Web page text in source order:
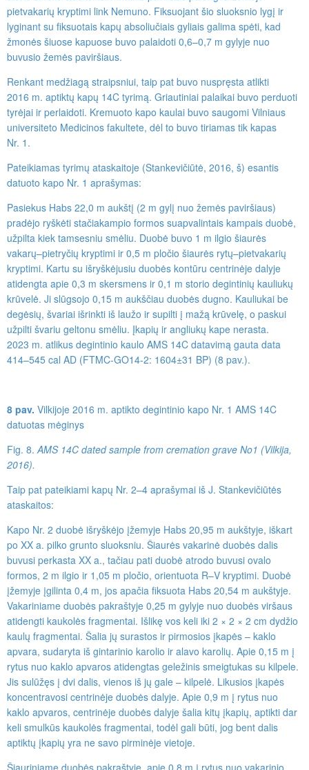
pietvakarių kryptimi link Nemuno. Fiksuojant šio sluoksnio lygį ir
lyginant su fiksuotais kapų absoliučiais gyliais galima spėti, kad
žmonės šiuose kapuose buvo palaidoti 0,6–0,7 m gylyje nuo
buvusio žemės paviršiaus.
Renkant medžiagą straipsniui, taip pat buvo nuspręsta atlikti
2016 m. aptiktų kapų 14C tyrimą. Griautiniai palaikai buvo perduoti
tyrėjai ir perlaidoti. Kremuoto kapo kaulai buvo saugomi Vilniaus
universiteto Medicinos fakultete, dėl to buvo tiriamas tik kapas
Nr. 1.
Pateikiamas tyrimų ataskaitoje (Stankevičiūtė, 2016, š) esantis
datuoto kapo Nr. 1 aprašymas:
Pasiekus Habs 22,0 m aukštį (2 m gylį nuo žemės paviršiaus)
pradėjo ryškėti stačiakampio formos suapvalintais kampais duobė,
užpilta kiek tamsesniu smėliu. Duobė buvo 1 m ilgio šiaurės
vakarų–pietryčių kryptimi ir 0,5 m pločio šiaurės rytų–pietvakarių
kryptimi. Kartu su išryškėjusiu duobės kontūru centrinėje dalyje
atidengta apie 0,3 m skersmens ir 0,1 m storio degintinių kauliukų
krūvelė. Ji slūgsojo 0,15 m aukščiau duobės dugno. Kauliukai be
degėsių, švariai išrinkti iš laužo ir supilti į mažą krūvelę, o paskui
užpilti švariu geltonu smėliu. Įkapių ir angliukų kape nerasta.
2023 m. atlikus degintinio kaulo AMS 14C datavimą gauta data
414–545 cal AD (FTMC-GO14-2: 1604±31 BP) (8 pav.).
8 pav. Vilkijoje 2016 m. aptikto degintinio kapo Nr. 1 AMS 14C
datuotas mėginys
Fig. 8.AMS 14C dated sample from cremation grave No1 (Vilkija,
2016).
Taip pat pateikiami kapų Nr. 2–4 aprašymai iš J. Stankevičiūtės
ataskaitos:
Kapo Nr. 2 duobė išryškėjo įžemyje Habs 20,95 m aukštyje, iškart
po XX a. pilko grunto sluoksniu. Šiaurės vakarinė duobės dalis
buvusi perkasta XX a., tačiau pati duobė atrodo buvusi ovalo
formos, 2 m ilgio ir 1,05 m pločio, orientuota R–V kryptimi. Duobė
įžemyje įgilinta 0,4 m, jos apačia fiksuota Habs 20,54 m aukštyje.
Vakariniame duobės pakraštyje 0,25 m gylyje nuo duobės viršaus
atidengti kaukolės fragmentai. Išlikę vos keli iki 2 × 2 × 2 cm dydžio
kaulų fragmentai. Šalia jų surastos ir pirmosios įkapės – kaklo
apvara, sudaryta iš gintarinio karolio ir alavo karolių. Apie 0,15 m į
rytus nuo kaklo apvaros atidengtas geležinis smeigtukas su kilpele.
Jis sulūžęs į dvi dalis, vienos iš jų gale – kilpelė. Likusios įkapės
koncentravosi centrinėje duobės dalyje. Apie 0,9 m į rytus nuo
kaklo apvaros, centrinėje duobės dalyje šalia kitų įkapių, aptikti dar
keli smulkūs kaukolės fragmentai, todėl gali būti, jog bent dalis
aptiktų įkapių yra ne savo pirminėje vietoje.